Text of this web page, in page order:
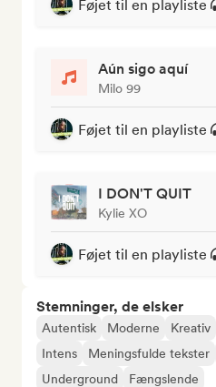
Føjet til en playliste
Aún sigo aquí
Milo 99
Føjet til en playliste
I DON'T QUIT
Kylie XO
Føjet til en playliste
Stemninger, de elsker
Autentisk Moderne Kreativ
Intens
Meningsfulde tekster
Underground
Fængslende